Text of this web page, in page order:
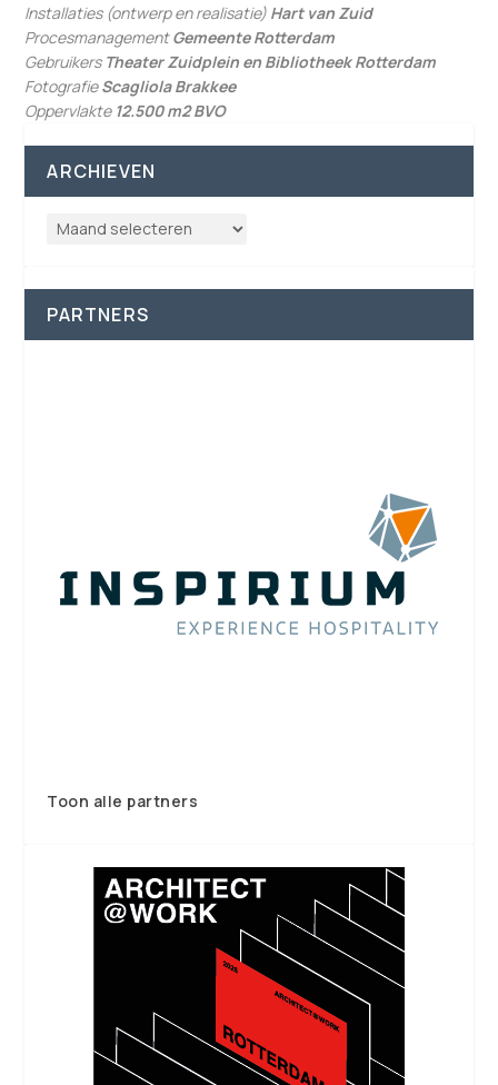
Installaties (ontwerp en realisatie) Hart van Zuid
ProcesmanagementGemeente Rotterdam
GebruikersTheater Zuidplein en Bibliotheek Rotterdam
FotografieScagliola Brakkee
Oppervlakte12.500 m2BVO
ARCHIEVEN
PARTNERS
Toon alle partners